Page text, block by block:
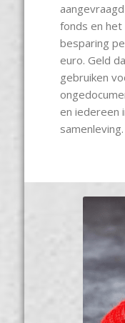
fonds en het
besparing
euro. Geld
gebruiken
en iedereen
samenleving.